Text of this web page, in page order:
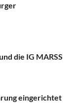
die IG MARSS
eingerichtet